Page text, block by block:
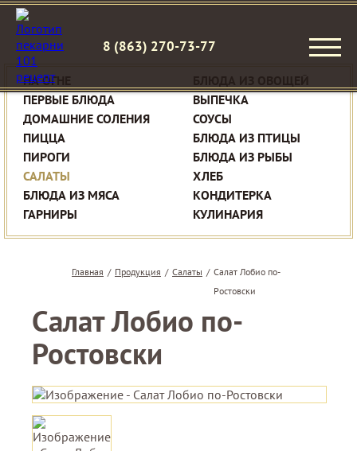
8 (863) 270-73-77
НА ОГНЕ
ПЕРВЫЕ БЛЮДА
ДОМАШНИЕ СОЛЕНИЯ
ПИЦЦА
ПИРОГИ
САЛАТЫ
БЛЮДА ИЗ МЯСА
ГАРНИРЫ
ВЫПЕЧКА
СОУСЫ
БЛЮДА ИЗ ПТИЦЫ
БЛЮДА ИЗ РЫБЫ
ХЛЕБ
КОНДИТЕРКА
КУЛИНАРИЯ
Главная / Продукция / Салаты / Салат Лобио по-
Ростовски
Салат Лобио по-
Ростовски